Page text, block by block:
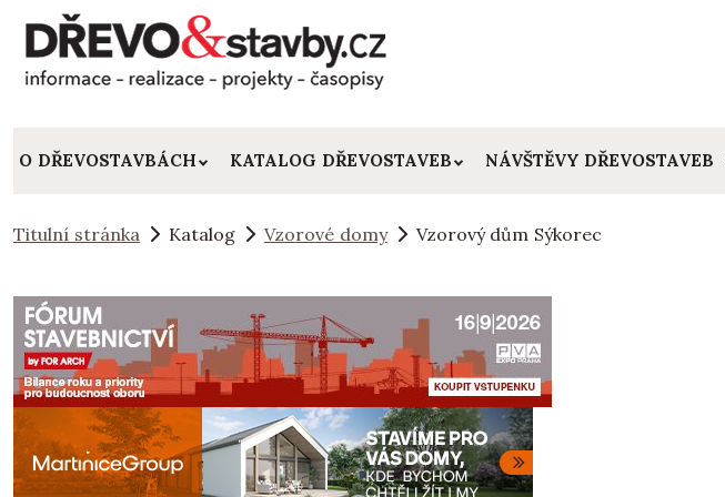
O DŘEVOSTAVBÁCH KATALOG DŘEVOSTAVEB NÁVŠTĚVY DŘEVOSTAVEB
Titulní stránka Katalog Vzorové domy Vzorový dům Sýkorec